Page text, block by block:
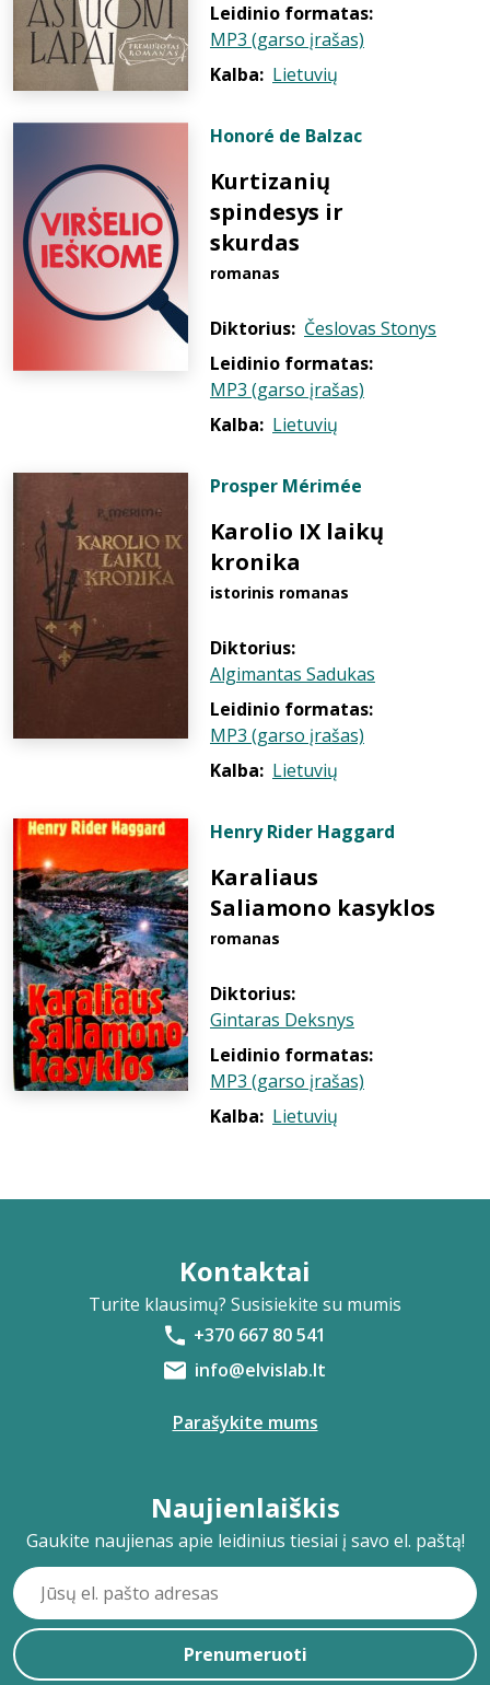
Leidinio formatas:
MP3 (garso įrašas)
Kalba: Lietuvių
Honoré de Balzac
Kurtizanių
spindesys ir
skurdas
romanas
Diktorius: Česlovas Stonys
Leidinio formatas:
MP3 (garso įrašas)
Kalba: Lietuvių
Prosper Mérimée
Karolio IX laikų
kronika
istorinis romanas
Diktorius:
Algimantas Sadukas
Leidinio formatas:
MP3 (garso įrašas)
Kalba: Lietuvių
Henry Rider Haggard
Karaliaus
Saliamono kasyklos
romanas
Diktorius:
Gintaras Deksnys
Leidinio formatas:
MP3 (garso įrašas)
Kalba: Lietuvių
Kontaktai
Turite klausimų? Susisiekite su mumis
+370 667 80 541
info@elvislab.lt
Parašykite mums
Naujienlaiškis
Gaukite naujienas apie leidinius tiesiai į savo el. paštą!
Prenumeruoti